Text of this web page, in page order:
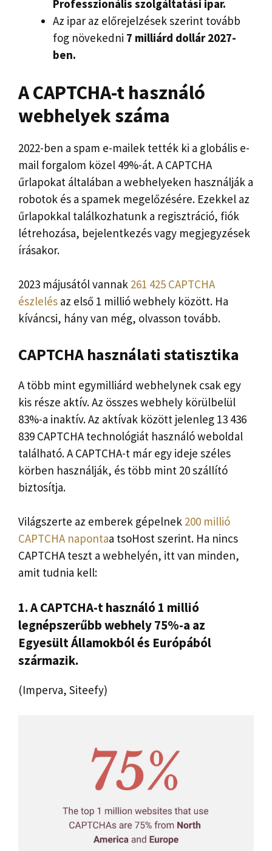
Professzionális szolgáltatási ipar.
Az ipar az előrejelzések szerint tovább
fog növekedni 7 milliárd dollár 2027-
ben.
A CAPTCHA-t használó
webhelyek száma
2022-ben a spam e-mailek tették ki a globális e-
mail forgalom közel 49%-át. A CAPTCHA
űrlapokat általában a webhelyeken használják a
robotok és a spamek megelőzésére. Ezekkel az
űrlapokkal találkozhatunk a regisztráció, fiók
létrehozása, bejelentkezés vagy megjegyzések
írásakor.
2023 májusától vannak 261 425 CAPTCHA
észlelés az első 1 millió webhely között. Ha
kíváncsi, hány van még, olvasson tovább.
CAPTCHA használati statisztika
A több mint egymilliárd webhelynek csak egy
kis része aktív. Az összes webhely körülbelül
83%-a inaktív. Az aktívak között jelenleg 13 436
839 CAPTCHA technológiát használó weboldal
található. A CAPTCHA-t már egy ideje széles
körben használják, és több mint 20 szállító
biztosítja.
Világszerte az emberek gépelnek 200 millió
CAPTCHA napontaa tsoHost szerint. Ha nincs
CAPTCHA teszt a webhelyén, itt van minden,
amit tudnia kell:
1. A CAPTCHA-t használó 1 millió
legnépszerűbb webhely 75%-a az
Egyesült Államokból és Európából
származik.
(Imperva, Siteefy)